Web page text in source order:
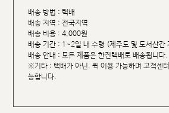
배송 방법 : 택배
배송 지역 : 전국지역
배송 비용 : 4,000원
배송 기간 : 1~2일 내 수령 (제주도 및 도서산간
배송 안내 : 모든 제품은 한진택배로 배송됩니다.
※기타 : 택배가 아닌, 퀵 이용 가능하며 고객센
능합니다.